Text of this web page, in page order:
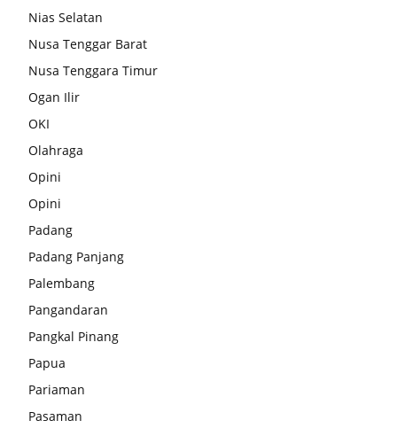
Nias Selatan
Nusa Tenggar Barat
Nusa Tenggara Timur
Ogan Ilir
OKI
Olahraga
Opini
Opini
Padang
Padang Panjang
Palembang
Pangandaran
Pangkal Pinang
Papua
Pariaman
Pasaman